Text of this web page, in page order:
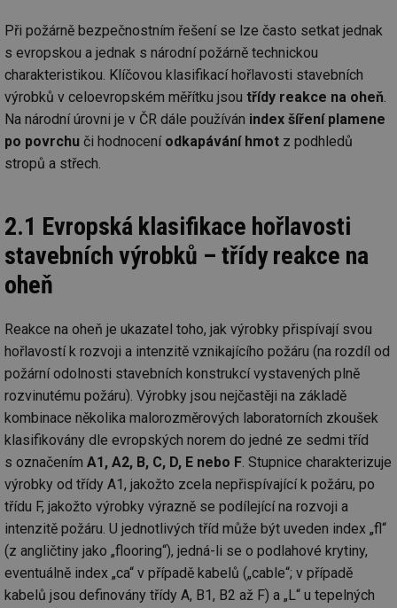
Při požárně bezpečnostním řešení se lze často setkat jednak
s evropskou a jednak s národní požárně technickou
charakteristikou. Klíčovou klasifikací hořlavosti stavebních
výrobků v celoevropském měřítku jsou třídy reakce na oheň.
Na národní úrovni je v ČR dále používán index šíření plamene
po povrchu či hodnocení odkapávání hmot z podhledů
stropů a střech.
2.1 Evropská klasifikace hořlavosti
stavebních výrobků – třídy reakce na
oheň
Reakce na oheň je ukazatel toho, jak výrobky přispívají svou
hořlavostí k rozvoji a intenzitě vznikajícího požáru (na rozdíl od
požární odolnosti stavebních konstrukcí vystavených plně
rozvinutému požáru). Výrobky jsou nejčastěji na základě
kombinace několika malorozměrových laboratorních zkoušek
klasifikovány dle evropských norem do jedné ze sedmi tříd
s označením A1, A2, B, C, D, E nebo F. Stupnice charakterizuje
výrobky od třídy A1, jakožto zcela nepřispívající k požáru, po
třídu F, jakožto výrobky výrazně se podílející na rozvoji a
intenzitě požáru. U jednotlivých tříd může být uveden index „fl“
(z angličtiny jako „flooring“), jedná-li se o podlahové krytiny,
eventuálně index „ca“ v případě kabelů („cable“; v případě
kabelů jsou definovány třídy A, B1, B2 až F) a „L“ u tepelných